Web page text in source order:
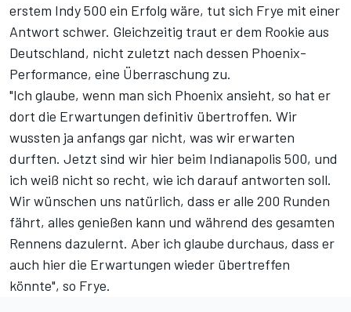
erstem Indy 500 ein Erfolg wäre, tut sich Frye mit einer
Antwort schwer. Gleichzeitig traut er dem Rookie aus
Deutschland, nicht zuletzt nach dessen Phoenix-
Performance, eine Überraschung zu.
"Ich glaube, wenn man sich Phoenix ansieht, so hat er
dort die Erwartungen definitiv übertroffen. Wir
wussten ja anfangs gar nicht, was wir erwarten
durften. Jetzt sind wir hier beim Indianapolis 500, und
ich weiß nicht so recht, wie ich darauf antworten soll.
Wir wünschen uns natürlich, dass er alle 200 Runden
fährt, alles genießen kann und während des gesamten
Rennens dazulernt. Aber ich glaube durchaus, dass er
auch hier die Erwartungen wieder übertreffen
könnte", so Frye.